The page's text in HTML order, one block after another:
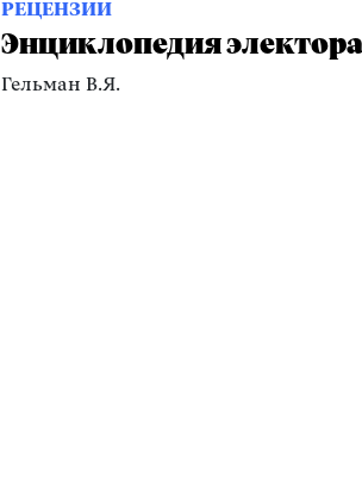
РЕЦЕНЗИИ
Энциклопедия
Гельман В.Я.